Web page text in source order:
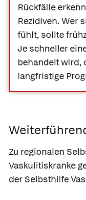
Rückfälle
Rezidiven. Wer
fühlt, sollte
Je schneller
behandelt wird,
langfristige
Zu regionalen
Vaskulitiskranke
der Selbsthilfe